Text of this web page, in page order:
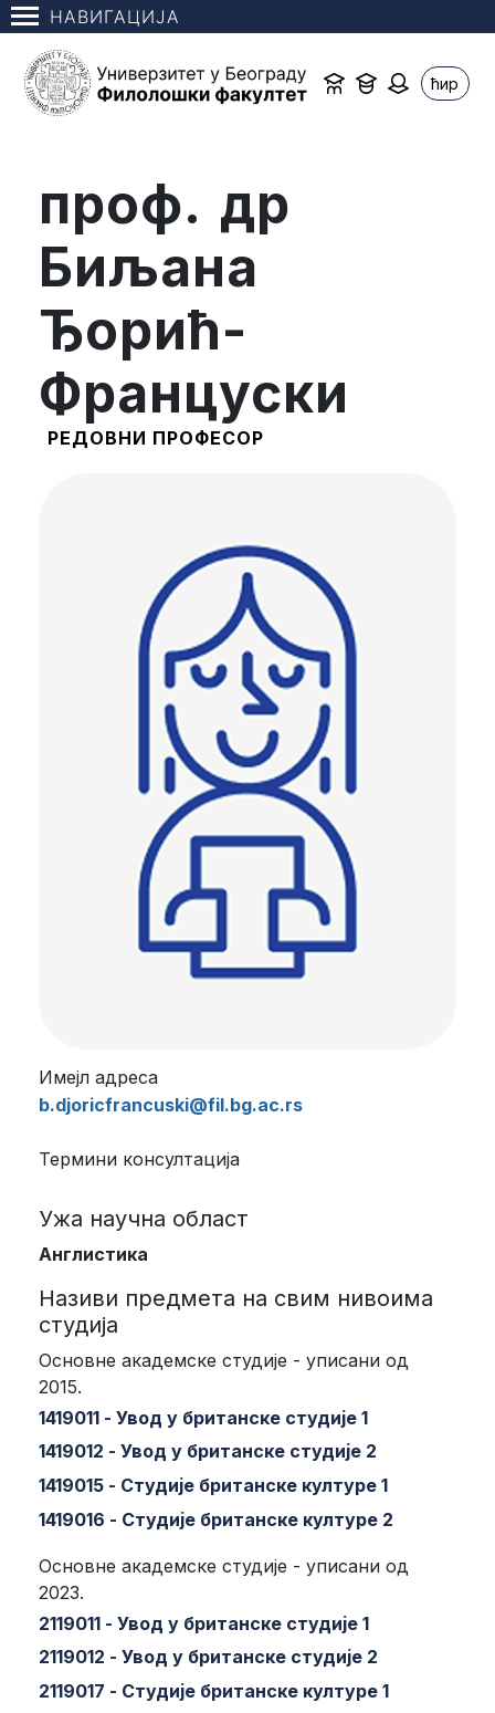
НАВИГАЦИЈА
ћир
проф. др
Биљана
Ђорић-
Француски
РЕДОВНИ ПРОФЕСОР
Имејл адреса
b.djoricfrancuski@fil.bg.ac.rs
Термини консултација
Ужа научна област
Англистика
Називи предмета на свим нивоима
студија
Основне академске студије - уписани од
2015.
1419011 - Увод у британске студије 1
1419012 - Увод у британске студије 2
1419015 - Студије британске културе 1
1419016 - Студије британске културе 2
Основне академске студије - уписани од
2023.
2119011 - Увод у британске студије 1
2119012 - Увод у британске студије 2
2119017 - Студије британске културе 1